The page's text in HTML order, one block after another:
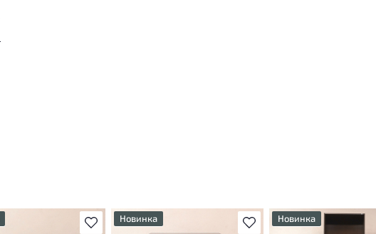
В избранное В избранное
Новинка Новинка